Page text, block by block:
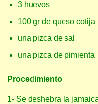
3 huevos
100 gr de queso cotija
una pizca de sal
una pizca de pimienta
Procedimiento
1- Se deshebra la